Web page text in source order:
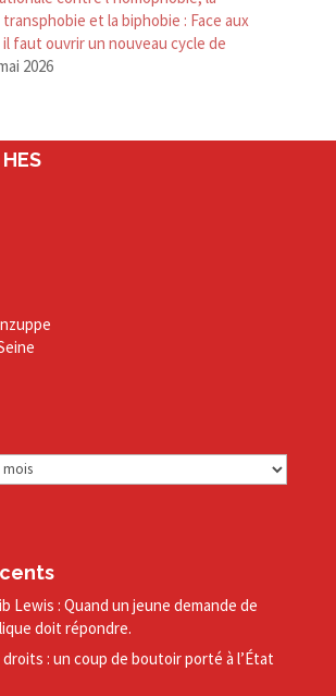
et la biphobie : Face aux
faut ouvrir un nouveau cycle de
2026
Lewis : Quand un jeune demande de
doit répondre.
: un coup de boutoir porté à l’État